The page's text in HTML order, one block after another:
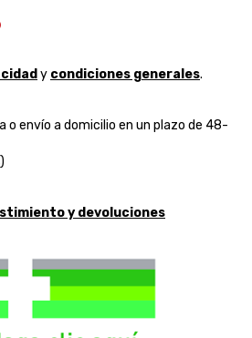
y condiciones generales.
o envío a domicilio en un plazo de 48-
y devoluciones